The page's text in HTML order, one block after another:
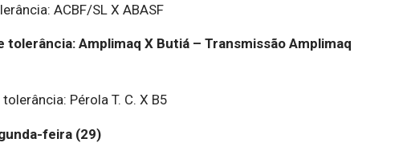
ACBF/SL X ABASF
Amplimaq X Butiá – Transmissão Amplimaq
Pérola T. C. X B5
feira (29)